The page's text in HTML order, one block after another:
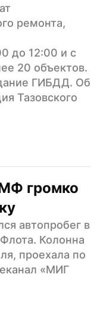
ремонта,
до 12:00 и с
20 объектов.
ГИБДД. Об
Тазовского
громко
автопробег в
Колонна
проехала по
«МИГ